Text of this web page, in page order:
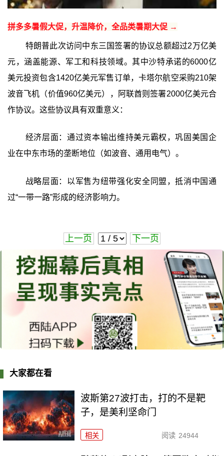
拼多多暑假大促，升温降价，全品类暑期大促 →
特朗普此次访问中东三国签署的协议总额超过2万亿美
元，涵盖能源、军工和科技领域。其中沙特承诺的6000亿
美元投资包含1420亿美元军售订单，卡塔尔航空采购210架
波音飞机（价值960亿美元），阿联酋则签署2000亿美元合
作协议。这些协议具有双重意义：
经济层面：通过资本输出维持美元霸权，巩固美国企
业在中东市场的垄断地位（如波音、通用电气）。
战略层面：以军售为纽带强化安全同盟，抵消中国通
过“一带一路”形成的经济影响力。
上一页 下一页
大家都在看
波斯第27波打击，打的不是靶
子，是美利坚命门
相关 阅读 24944